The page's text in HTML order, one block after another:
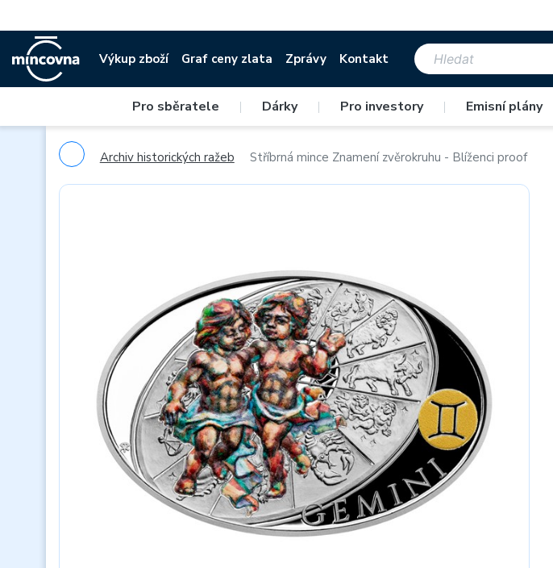
Výkup zboží Graf ceny zlata Zprávy Kontakt
Pro sběratele | Dárky | Pro investory | Emisní plány
Archiv historických ražeb Stříbrná mince Znamení zvěrokruhu - Blíženci proof
Previous